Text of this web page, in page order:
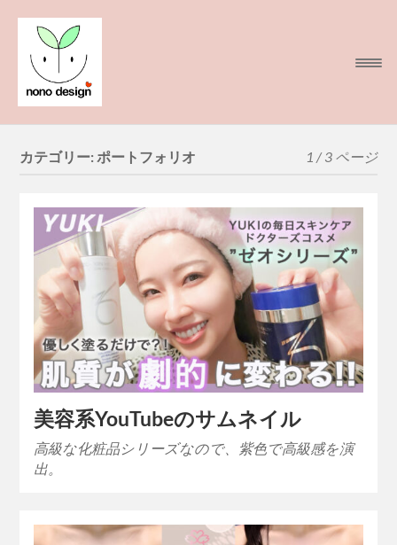
カテゴリー: ポートフォリオ 1 / 3 ページ
美容系YouTubeのサムネイル
高級な化粧品シリーズなので、紫色で高級感を演
出。